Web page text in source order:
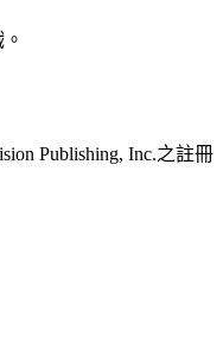
Publishing, Inc.之註冊